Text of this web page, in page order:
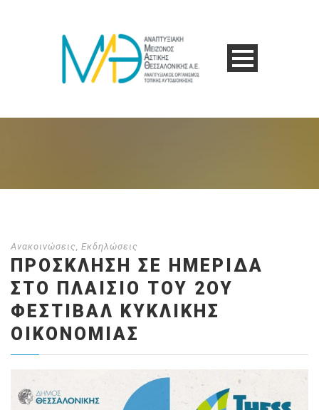
Ανακοινώσεις Εκδηλώσεις
ΠΡΌΣΚΛΗΣΗ ΣΕ ΗΜΕΡΊΔΑ
ΣΤΟ ΠΛΑΊΣΙΟ ΤΟΥ 2ΟΥ
ΦΕΣΤΙΒΆΛ ΚΥΚΛΙΚΉΣ
ΟΙΚΟΝΟΜΊΑΣ